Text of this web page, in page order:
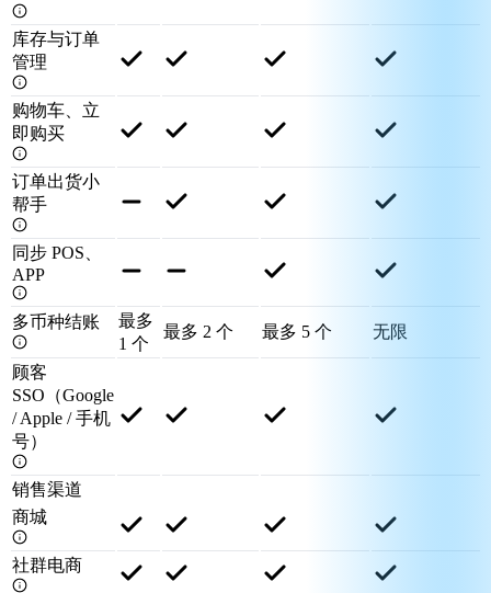
库存与订单
管理
购物车、立
即购买
订单出货小
帮手
同步 POS、
APP
多币种结账
最多
1 个
最多 2 个 最多 5 个 无限
顾客
SSO（Google
/ Apple / 手机
号）
销售渠道
商城
社群电商